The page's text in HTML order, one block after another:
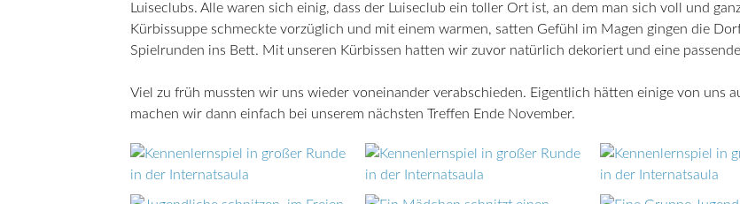
Luiseclubs. Alle waren sich einig, dass der Luiseclub ein toller Ort ist, an dem man sich voll und
Kürbissuppe schmeckte vorzüglich und mit einem warmen, satten Gefühl im Magen gingen die
Spielrunden ins Bett. Mit unseren Kürbissen hatten wir zuvor natürlich dekoriert und eine
Viel zu früh mussten wir uns wieder voneinander verabschieden. Eigentlich hätten einige von uns
machen wir dann einfach bei unserem nächsten Treffen Ende November.